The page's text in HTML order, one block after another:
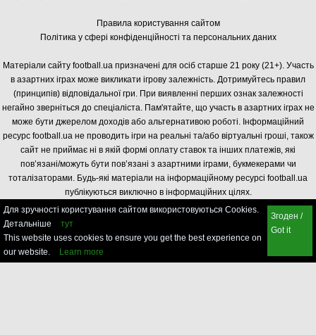
Правила користування сайтом
Політика у сфері конфіденційності та персональних даних
Матеріали сайту football.ua призначені для осіб старше 21 року (21+). Участь
в азартних іграх може викликати ігрову залежність. Дотримуйтесь правил
(принципів) відповідальної гри. При виявленні перших ознак залежності
негайно зверніться до спеціаліста. Пам'ятайте, що участь в азартних іграх не
може бути джерелом доходів або альтернативою роботі. Інформаційний
ресурс football.ua не проводить ігри на реальні та/або віртуальні гроші, також
сайт не приймає ні в якій формі оплату ставок та інших платежів, які
пов’язані/можуть бути пов’язані з азартними іграми, букмекерами чи
тоталізаторами. Будь-які матеріали на інформаційному ресурсі football.ua
публікуються виключно в інформаційних цілях.
Для зручності користування сайтом використовуються Cookies.
Детальніше
тут
This website uses cookies to ensure you get the best experience on
our website.
Learn more
Згоден /
Got it